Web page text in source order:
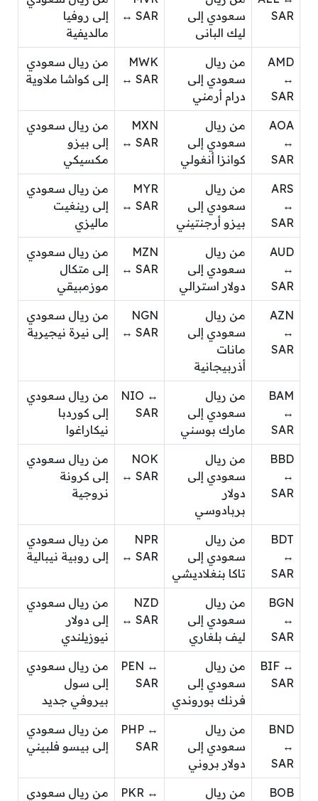
SAR
سعودي إلى
ليك البانى
↔ SAR
إلى روفيا
مالديفية
AMD
↔
SAR
من ريال
سعودي إلى
درام أرمني
MWK
↔ SAR
من ريال سعودي
إلى كواشا ملاوية
AOA
↔
SAR
من ريال
سعودي إلى
كوانزا أنغولي
MXN
↔ SAR
من ريال سعودي
إلى بيزو
مكسيكي
ARS
↔
SAR
من ريال
سعودي إلى
بيزو أرجنتيني
MYR
↔ SAR
من ريال سعودي
إلى رينغيت
ماليزي
AUD
↔
SAR
من ريال
سعودي إلى
دولار استرالي
MZN
↔ SAR
من ريال سعودي
إلى متكال
موزمبيقي
AZN
↔
SAR
من ريال
سعودي إلى
مانات
أذربيجانية
NGN
↔ SAR
من ريال سعودي
إلى نيرة نيجيرية
BAM
↔
SAR
من ريال
سعودي إلى
مارك بوسني
NIO ↔
SAR
من ريال سعودي
إلى كوردبا
نيكاراغوا
BBD
↔
SAR
من ريال
سعودي إلى
دولار
بربادوسي
NOK
↔ SAR
من ريال سعودي
إلى كرونة
نروجية
BDT
↔
SAR
من ريال
سعودي إلى
تاكا بنغلاديشي
NPR
↔ SAR
من ريال سعودي
إلى روبية نيبالية
BGN
↔
SAR
من ريال
سعودي إلى
ليف بلغاري
NZD
↔ SAR
من ريال سعودي
إلى دولار
نيوزيلندي
BIF ↔
SAR
من ريال
سعودي إلى
فرنك بوروندي
PEN ↔
SAR
من ريال سعودي
إلى سول
بيروفي جديد
BND
↔
SAR
من ريال
سعودي إلى
دولار بروني
PHP ↔
SAR
من ريال سعودي
إلى بيسو فلبيني
BOB
من ريال
PKR ↔
من ريال سعودي